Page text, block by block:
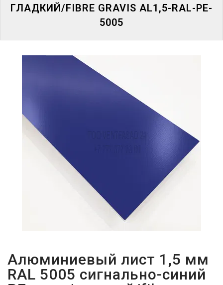
ГЛАДКИЙ/FIBRE GRAVIS AL1,5-RAL-PE-
5005
Алюминиевый лист 1,5 мм
RAL 5005 сигнально-синий